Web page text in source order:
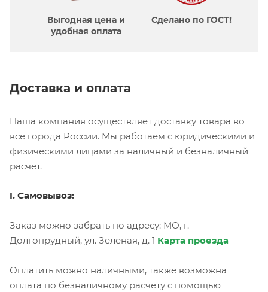
Выгодная цена и
удобная оплата
Сделано по ГОСТ!
Доставка и оплата
Наша компания осуществляет доставку товара во
все города России. Мы работаем с юридическими и
физическими лицами за наличный и безналичный
расчет.
I. Самовывоз:
Заказ можно забрать по адресу: МО, г.
Долгопрудный, ул. Зеленая, д. 1 Карта проезда
Оплатить можно наличными, также возможна
оплата по безналичному расчету с помощью